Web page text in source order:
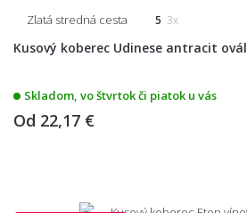
Zlatá stredná cesta 5 3x
Kusový koberec Udinese antracit ovál
Skladom, vo štvrtok či piatok u vás
Od 22,17 €